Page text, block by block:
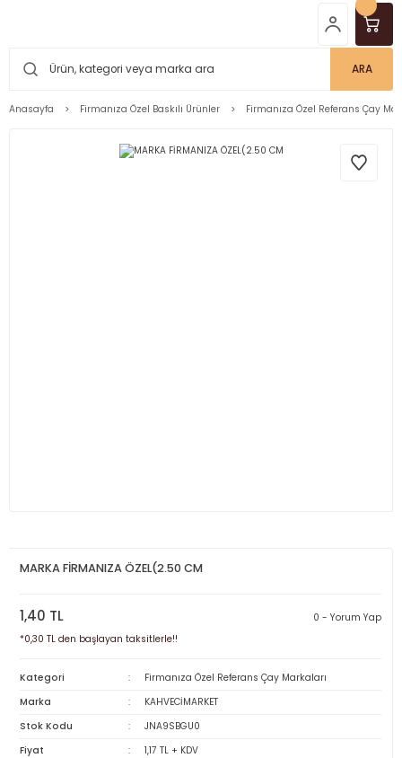
ARA
Anasayfa Firmanıza Özel Baskılı Ürünler Firmanıza Özel Referans Çay
MARKA FİRMANIZA ÖZEL(2.50 CM
1,40 TL
0 - Yorum Yap
*0,30 TL den başlayan taksitlerle!!
Kategori
Firmanıza Özel Referans Çay Markaları
Marka
KAHVECİMARKET
Stok Kodu
JNA9SBGU0
Fiyat
1,17 TL + KDV